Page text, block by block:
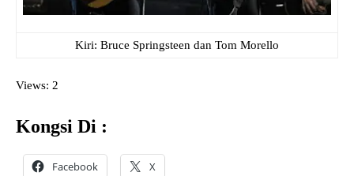
Kiri: Bruce Springsteen dan Tom Morello
Views: 2
Kongsi Di :
Facebook X